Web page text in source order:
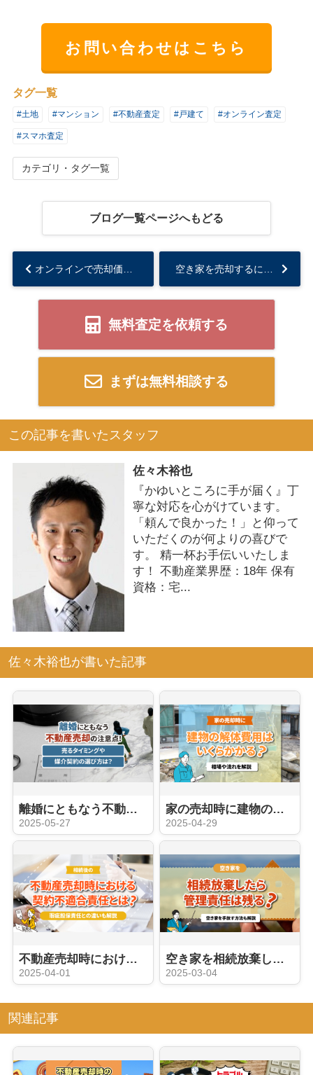
お問い合わせはこちら
タグ一覧
#土地 #マンション #不動産査定 #戸建て #オンライン査定
#スマホ査定
カテゴリ・タグ一覧
ブログ一覧ページへもどる
無料査定を依頼する
まずは無料相談する
この記事を書いたスタッフ
佐々木裕也
『かゆいところに手が届く』丁
寧な対応を心がけています。
「頼んで良かった！」と仰って
いただくのが何よりの喜びで
す。 精一杯お手伝いいたしま
す！ 不動産業界歴：18年 保有
資格：宅...
佐々木裕也が書いた記事
離婚にともなう不動産売却の注意点！売るタイミングや媒介契約の選び方は？
2025-05-27
家の売却時に建物の解体費用はいくらかかる？相場や流れを解説
2025-04-29
不動産売却時における契約不適合責任とは？瑕疵担保責任との違いも解説
2025-04-01
空き家を相続放棄したら管理責任は残る？空き家を手放す方法も解説
2025-03-04
関連記事